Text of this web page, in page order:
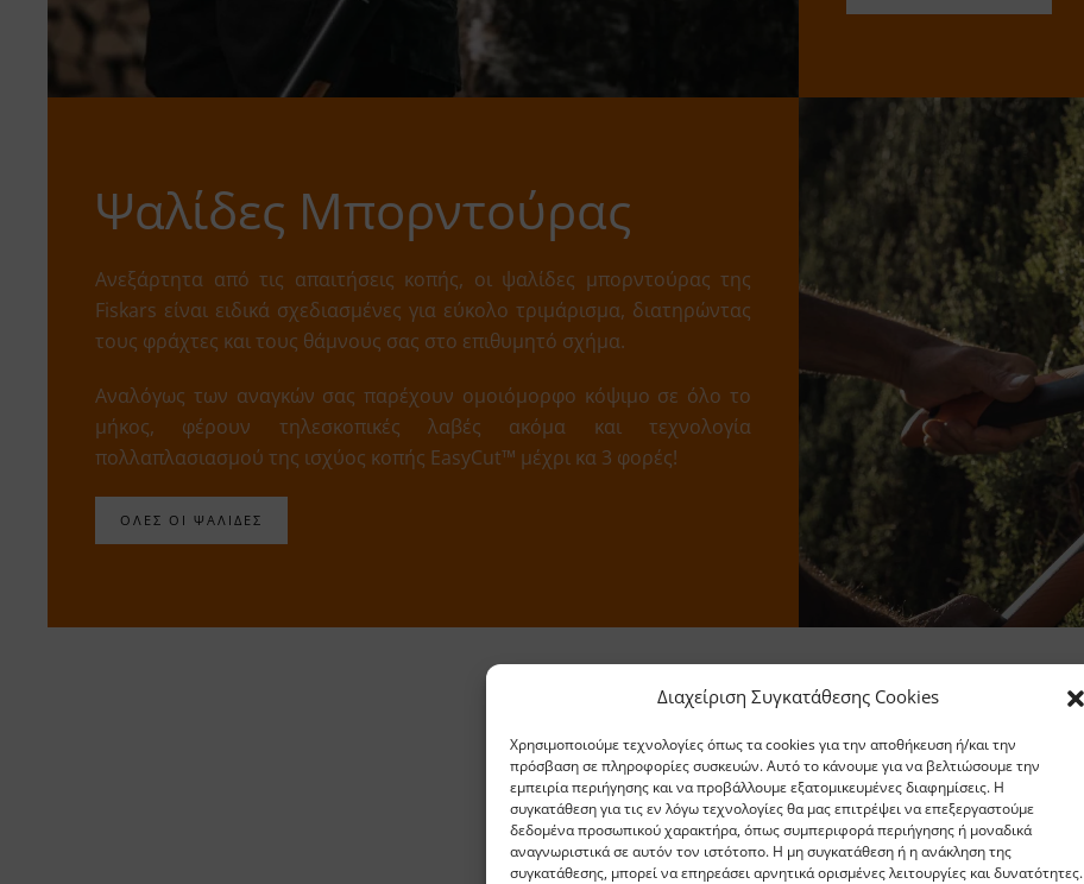
Διαχείριση Συγκατάθεσης Cookies
Χρησιμοποιούμε τεχνολογίες όπως τα cookies για την αποθήκευση ή/και την
πρόσβαση σε πληροφορίες συσκευών. Αυτό το κάνουμε για να βελτιώσουμε την
εμπειρία περιήγησης και να προβάλλουμε εξατομικευμένες διαφημίσεις. Η
συγκατάθεση για τις εν λόγω τεχνολογίες θα μας επιτρέψει να επεξεργαστούμε
δεδομένα προσωπικού χαρακτήρα, όπως συμπεριφορά περιήγησης ή μοναδικά
αναγνωριστικά σε αυτόν τον ιστότοπο. Η μη συγκατάθεση ή η ανάκληση της
συγκατάθεσης, μπορεί να επηρεάσει αρνητικά ορισμένες λειτουργίες και δυνατότητες.
Ψαλίδες Μπορντούρας
Ανεξάρτητα από τις απαιτήσεις κοπής, οι ψαλίδες μπορντούρας της
Fiskars είναι ειδικά σχεδιασμένες για εύκολο τριμάρισμα, διατηρώντας
τους φράχτες και τους θάμνους σας στο επιθυμητό σχήμα.
Αναλόγως των αναγκών σας παρέχουν ομοιόμορφο κόψιμο σε όλο το
μήκος, φέρουν τηλεσκοπικές λαβές ακόμα και τεχνολογία
πολλαπλασιασμού της ισχύος κοπής EasyCut™ μέχρι κα 3 φορές!
ΟΛΕΣ ΟΙ ΨΑΛΙΔΕΣ